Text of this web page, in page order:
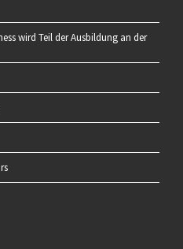
wird Teil der Ausbildung an der